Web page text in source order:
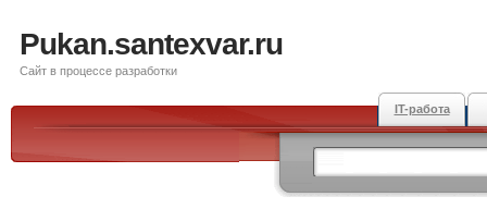
Pukan.santexvar.ru
Сайт в процессе разработки
IT-работа